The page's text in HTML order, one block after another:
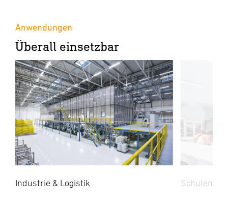
Anwendungen
Überall einsetzbar
Industrie & Logistik Schulen &